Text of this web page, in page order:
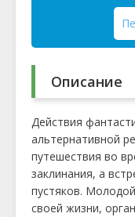
Описание
Действия
альтернативной
путешествия во
заклинания, а
пустяков.
своей жизни,